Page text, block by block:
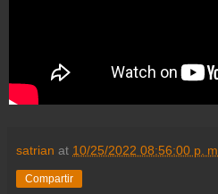
satrian at 10/25/2022 08:56:00 p. m.
Compartir